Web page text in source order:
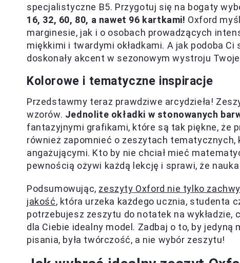
specjalistyczne B5. Przygotuj się na bogaty
16, 32, 60, 80, a nawet 96 kartkami! Oxford
marginesie, jak i o osobach prowadzących
miękkimi i twardymi okładkami. A jak podoba
doskonały akcent w sezonowym wystroju
Kolorowe i tematyczne inspiracje
Przedstawmy teraz prawdziwe arcydzieła!
wzorów. Jednolite okładki w stonowanych
fantazyjnymi grafikami, które są tak piękne, że
również zapomnieć o zeszytach
angażującymi. Kto by nie chciał mieć
pewnością ożywi każdą lekcję i sprawi, że
Podsumowując, zeszyty Oxford nie tylko
jakość, która urzeka każdego ucznia, studenta
potrzebujesz zeszytu do notatek na
dla Ciebie idealny model. Zadbaj o to, by
pisania, była twórczość, a nie wybór zeszytu!